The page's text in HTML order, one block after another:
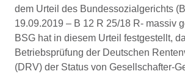
dem Urteil des Bundessozialgerichts
19.09.2019 – B 12 R 25/18 R- massiv
BSG hat in diesem Urteil festgestellt,
Betriebsprüfung der Deutschen
(DRV) der Status von Gesellschafter-